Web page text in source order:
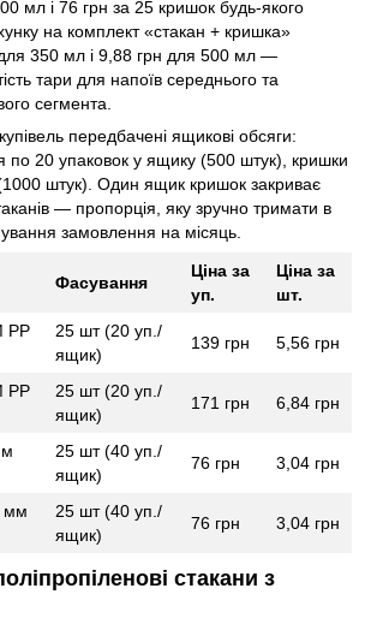
мл і 76 грн за 25 кришок будь-якого
на комплект «стакан + кришка»
350 мл і 9,88 грн для 500 мл —
тари для напоїв середнього та
сегмента.
передбачені ящикові обсяги:
по 20 упаковок у ящику (500 штук), кришки
штук). Один ящик кришок закриває
— пропорція, яку зручно тримати в
замовлення на місяць.
Фасування
Ціна за
уп.
Ціна за
шт.
PP
25 шт (20 уп./
ящик)
139 грн 5,56 грн
PP
25 шт (20 уп./
ящик)
171 грн 6,84 грн
25 шт (40 уп./
ящик)
76 грн 3,04 грн
мм
25 шт (40 уп./
ящик)
76 грн 3,04 грн
стакани з